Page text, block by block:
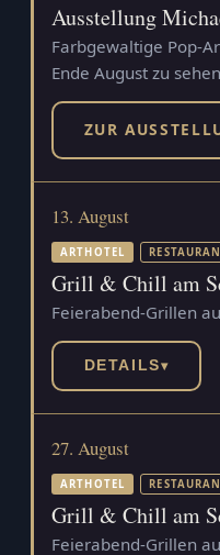
Ausstellung
Farbgewaltige Pop-
Ende August zu
ZUR
13. August
ARTHOTEL
Grill & Chill am
Feierabend-Grillen
DETAILS▾
27. August
ARTHOTEL
Grill & Chill am
Feierabend-Grillen